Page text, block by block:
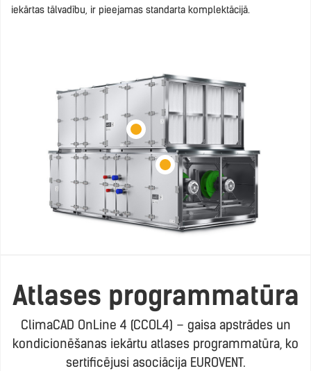
iekārtas tālvadību, ir pieejamas standarta komplektācijā.
Atlases programmatūra
ClimaCAD OnLine 4 (CCOL4) – gaisa apstrādes un
kondicionēšanas iekārtu atlases programmatūra, ko
sertificējusi asociācija EUROVENT.